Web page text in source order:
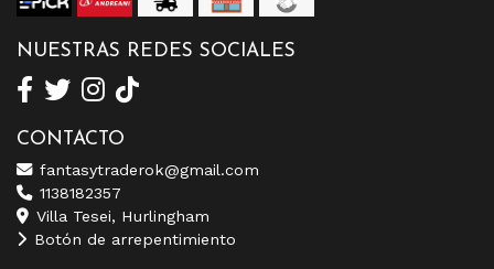
NUESTRAS REDES SOCIALES
CONTACTO
fantasytraderok@gmail.com
1138182357
Villa Tesei, Hurlingham
Botón de arrepentimiento